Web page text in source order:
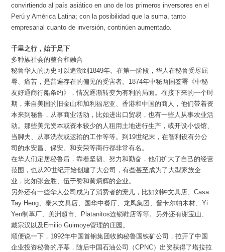
convirtiendo al país asiático en uno de los primeros inversores en el
Perú y América Latina; con la posibilidad que la suma, tanto
empresarial cuanto de inversión, continúen aumentado.
千里之行，始于足下
多种族社会的整合和融合
秘鲁华人的历史可以追溯到1849年。在第一阶段，华人在秘鲁受尽屈
辱、痛苦，是普遍存在的偏见的受害者。1874年中秘两国签署《中秘
友好通商行船条约》，情况逐渐转变为有利的局面。在接下来的一个时
期，来自美国的旧金山和加利福尼亚、香港和中国的商人，他们带着资
本来到秘鲁，从事商业活动，比如进出口贸易，也有一些人从事农业活
动。那些美元资本或资本较少的人租用土地进行生产，或开设小饭馆、
当脚夫、从事洗衣或运输的工作等等。到19世纪末，在智利设有分公
司的永安昌、保安、和安荣等商行都非常有名。
在华人们定居秘鲁后，靠着坚韧、努力和勤奋，他们扩大了自己的经营
范围，也从20世纪开始创建了大公司，有些甚至成为了大型家族企
业，比如张金胜、伍于赞和黄炳辉的企业。
另外还有一些华人公司成为了消费者的宠儿，比如刘钟文具店、Casa
Tay Heng、泰来文具店、国华中餐厅、龙凤集团、普卡尔帕木材、Yi
Yen制革厂、美洲超市、Platanitos连锁鞋店等等。另外还有谢宝山、
戴宗汉以及Emilio Guimoye管理的庄园。
顺便说一下，1992年中国首钢集团收购秘鲁国铁矿公司，拉开了中国
企业投资秘鲁的序幕，随后中国石油公司（CPNC）出资获得了塔拉拉